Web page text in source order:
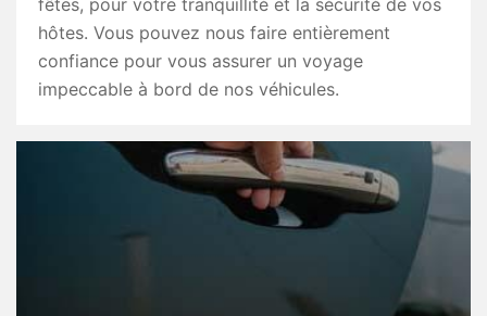
fêtes, pour votre tranquillité et la sécurité de vos
hôtes. Vous pouvez nous faire entièrement
confiance pour vous assurer un voyage
impeccable à bord de nos véhicules.